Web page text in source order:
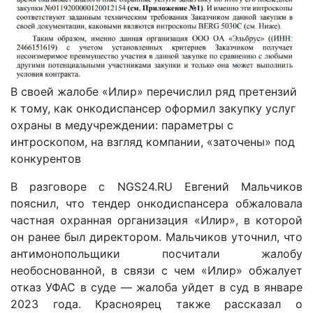
В своей жалобе «Илир» перечислил ряд претензий
к тому, как онкодиспансер оформил закупку услуг
охраны в медучреждении: параметры с
интроскопом, на взгляд компании, «заточены» под
конкурентов
В разговоре с NGS24.RU Евгений Мальчиков
пояснил, что тендер онкодиспансера обжаловала
частная охранная организация «Илир», в которой
он ранее был директором. Мальчиков уточнил, что
антимонопольщики посчитали жалобу
необоснованной, в связи с чем «Илир» обжалует
отказ УФАС в суде — жалоба уйдет в суд в январе
2023 года. Красноярец также рассказал о